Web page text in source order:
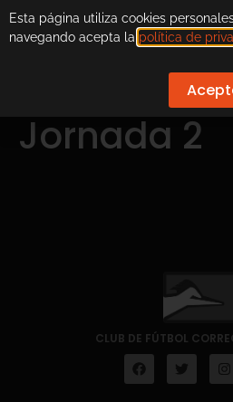
Jornada 2
CLUB DE FÚTBOL
Esta página utiliza cookies
navegando acepta la política de